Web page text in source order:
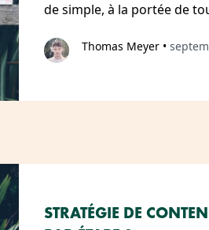
de simple, à la portée de
Thomas Meyer •
STRATÉGIE DE